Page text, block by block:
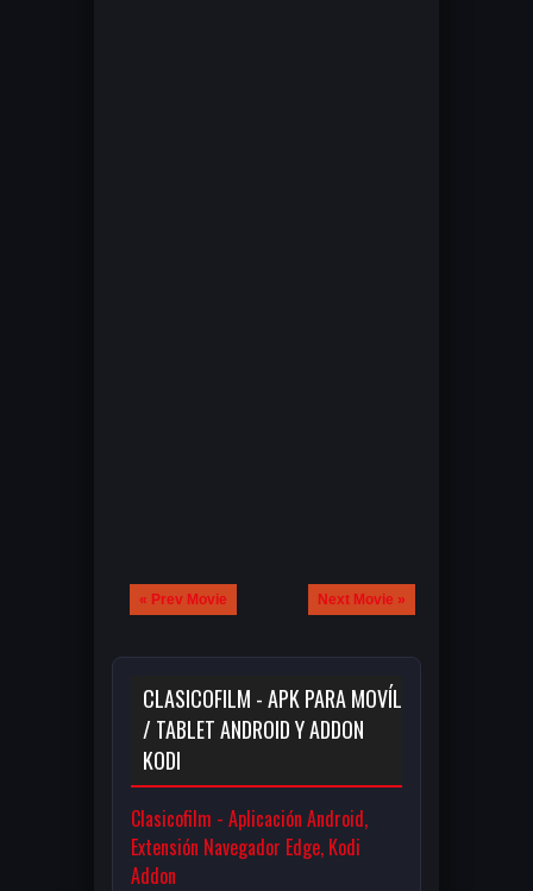
« Prev Movie Next Movie »
CLASICOFILM - APK PARA MOVÍL
/ TABLET ANDROID Y ADDON
KODI
Clasicofilm - Aplicación Android,
Extensión Navegador Edge, Kodi
Addon